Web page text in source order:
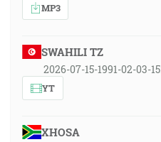
MP3
SWAHILI TZ
2026-07-15-1991-02-03-
YT
XHOSA